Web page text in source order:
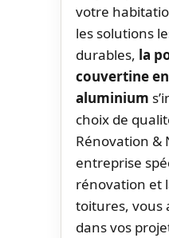
votre
les solutions
durables, la
couvertine
aluminium
choix de
Rénovation &
entreprise
rénovation et
toitures, vous
dans vos